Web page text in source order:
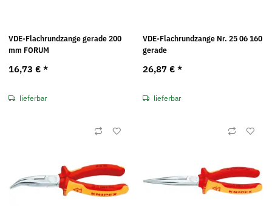
VDE-Flachrundzange gerade 200
mm FORUM
16,73 € *
lieferbar
VDE-Flachrundzange Nr. 25 06 160
gerade
26,87 € *
lieferbar